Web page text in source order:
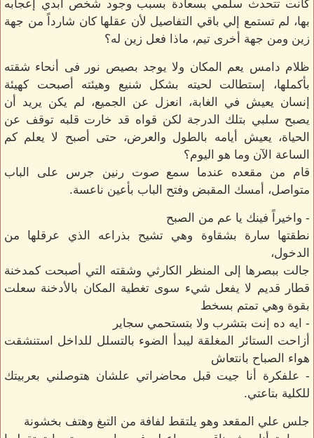
كانت تتحدث سلمي بسعادة بسبب وجود شخص أبدي إعجابه
بها، لم تستمع إلي باقي التفاصيل لأن عقلها كان شارداً من جهة
زين ومن جهة أخرى تيم، ماذا فعل زين له؟
ظلام دامس يعم المكان ولا يوجد بصيص نور فى أنحاء شقته
بأكملها، إستطالت لحيته بشكل شنيع وهيئته أصبحت كهيئة
إنسان يعيش في الغابة، انعزل عن الجميع، لم يكن يريد أن
يصبح سلبي بتلك الدرجة لكن قواه قد خارت قلبه توقف عن
الحياة، يعيش أيامه بالطول والعرض، حتى أصبح لا يعلم كم
الساعة الآن وما هو اليوم؟
قام من مقعده عندما سمع صوت رنين جرس على الباب
متواصل، أمسك المقبض وفتح الباب بأعين ناعسة.
- واخيراً فينك يا عم من الصبح
نطقتها سارة بشقاوة وهي تشيح بذراعه الذي عرقلها من
الدخول،
جالت ببصرها إلى المنظر الكارثي وشقته التي أصبحت كمدخنة
قطار قديم لا يفعل شيء سوى تغطية المكان بالأدخنة سعلت
بقوة وهي تمتم بسخط
- ايه ده إنت بتشرب ولا بتستحمي سجاير
أزاحت الستائر المغلقة ليبدأ الضوء بالتسلل للداخل استنشقت
هواء الصباح بانتعاش
- علفكرة أنا جيت قبل محاضراتي علشان هتوصلني بعربيتك
للكلية بتاعتي.
جلس علي المقعد وهو يلتقط لفافة من التبغ وهتف بخشونة